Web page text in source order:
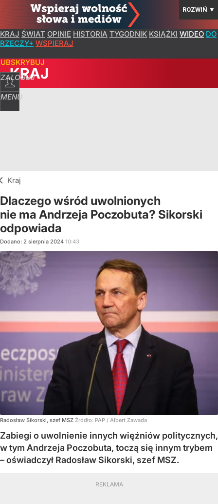
ROZWIŃ ▼
KRAJ ŚWIAT OPINIE HISTORIA TYGODNIK KSIĄŻKI WIDEO DO
RZECZY+ WSPIERAJ
ZALOGUJ
MENU
KRAJ
Kraj
Dlaczego wśród uwolnionych
nie ma Andrzeja Poczobuta? Sikorski
odpowiada
Dodano: 2 sierpnia 2024 10:43
Radosław Sikorski, szef MSZ Źródło: PAP / Albert Zawada
Zabiegi o uwolnienie innych więźniów politycznych,
w tym Andrzeja Poczobuta, toczą się innym trybem
– oświadczył Radosław Sikorski, szef MSZ.